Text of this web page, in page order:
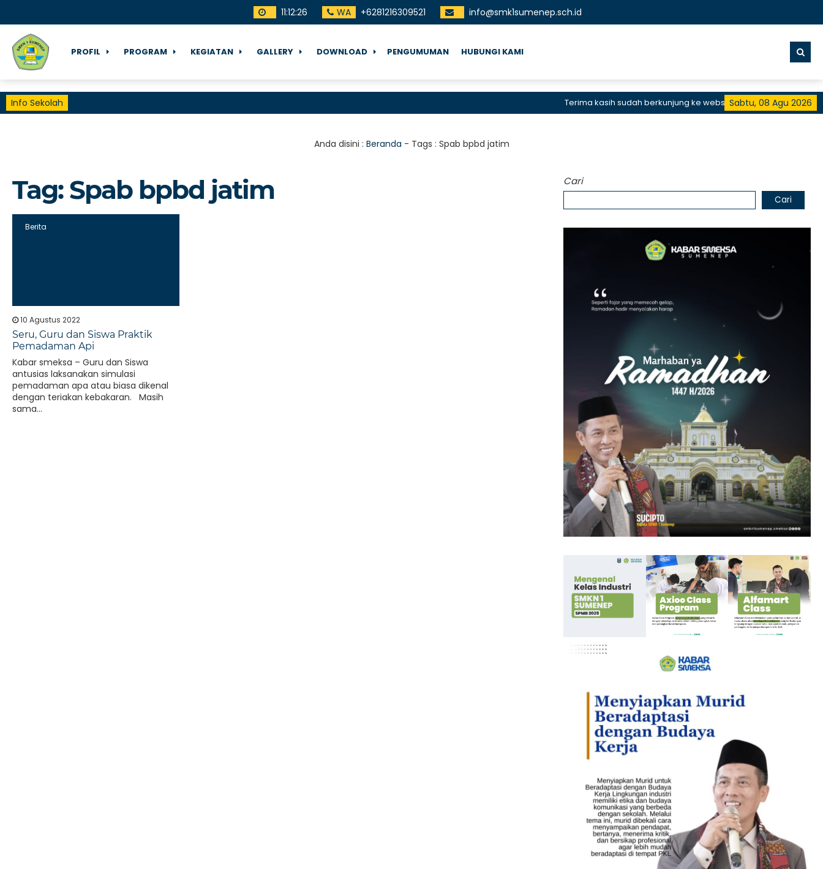
11:12:26 WA +6281216309521 info@smk1sumenep.sch.id
PROFIL PROGRAM KEGIATAN GALLERY DOWNLOAD PENGUMUMAN HUBUNGI KAMI
Info Sekolah Sabtu, 08 Agu 2026
Terima kasih sudah berkunjung ke website resmi SMKN 1 Sumenep,
Anda disini : Beranda - Tags : Spab bpbd jatim
Tag:Spab bpbd jatim
Berita
10 Agustus 2022
Seru, Guru dan Siswa Praktik
Pemadaman Api
Kabar smeksa – Guru dan Siswa
antusias laksanakan simulasi
pemadaman apa atau biasa dikenal
dengan teriakan kebakaran. Masih
sama...
Cari
Cari